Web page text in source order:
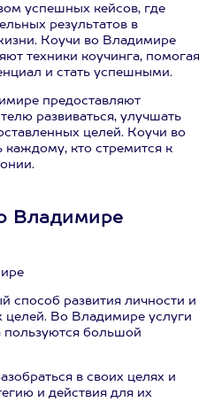
успешных кейсов, где
результатов в
Коучи во Владимире
техники коучинга, помогая
и стать успешными.
предоставляют
развиваться, улучшать
целей. Коучи во
кто стремится к
Владимире
способ развития личности и
целей. Во Владимире услуги
пользуются большой
в своих целях и
и действия для их